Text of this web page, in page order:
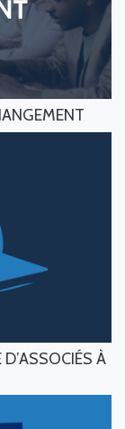
À